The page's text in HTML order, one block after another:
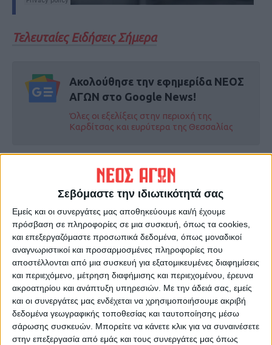
Σεβόμαστε την ιδιωτικότητά σας
Εμείς και οι συνεργάτες μας αποθηκεύουμε και/ή έχουμε
πρόσβαση σε πληροφορίες σε μια συσκευή, όπως τα cookies,
και επεξεργαζόμαστε προσωπικά δεδομένα, όπως μοναδικοί
αναγνωριστικοί και προσαρμοσμένες πληροφορίες που
αποστέλλονται από μια συσκευή για εξατομικευμένες διαφημίσεις
και περιεχόμενο, μέτρηση διαφήμισης και περιεχομένου, έρευνα
ακροατηρίου και ανάπτυξη υπηρεσιών. Με την άδειά σας, εμείς
και οι συνεργάτες μας ενδέχεται να χρησιμοποιήσουμε ακριβή
δεδομένα γεωγραφικής τοποθεσίας και ταυτοποίησης μέσω
σάρωσης συσκευών. Μπορείτε να κάνετε κλικ για να συναινέσετε
στην επεξεργασία από εμάς και τους συνεργάτες μας όπως
Τελευταίες Ειδήσεις Σήμερα
Ακολούθησε την εφημερίδα ΝΕΟΣ
ΑΓΩΝ στο Google News!
Όλες οι εξελίξεις στην περιοχή της
Καρδίτσας και ευρύτερα της Θεσσαλίας
ΠΡΟΗΓΟΥΜΕΝΟ ΑΡΘΡΟ
14/10/2024
Σε πρώτο ενικό 14/10/2024
ΝΕΟΣ ΑΓΩΝ
https://neosagon.gr